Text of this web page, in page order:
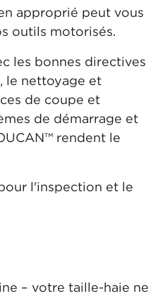
approprié peut vous
outils motorisés.
les bonnes directives
le nettoyage et
de coupe et
de démarrage et
rendent le
l'inspection et le
– votre taille-haie ne